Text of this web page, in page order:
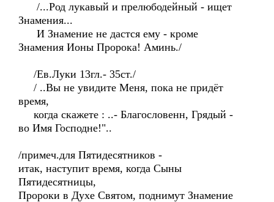
/...Род лукавый и прелюбодейный - ищет
Знамения...
И Знамение не дастся ему - кроме
Знамения Ионы Пророка! Аминь./
/Ев.Луки 13гл.- 35ст./
/ ..Вы не увидите Меня, пока не придёт
время,
когда скажете : ..- Благословенн, Грядый -
во Имя Господне!"..
/примеч.для Пятидесятников -
итак, наступит время, когда Сыны
Пятидесятницы,
Пророки в Духе Святом, поднимут Знамение